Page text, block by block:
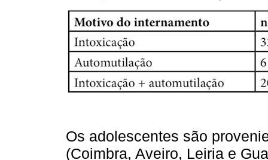
Os adolescentes são
(Coimbra, Aveiro, Leiria e